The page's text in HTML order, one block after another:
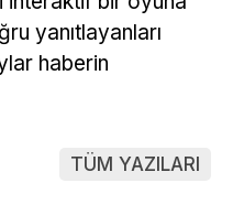
yanıtlayanları
haberin
TÜM YAZILARI